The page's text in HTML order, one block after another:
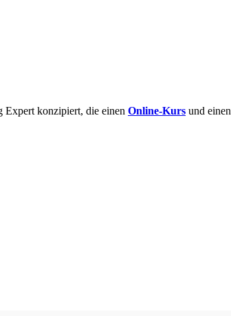
Expert konzipiert, die einen Online-Kurs und einen